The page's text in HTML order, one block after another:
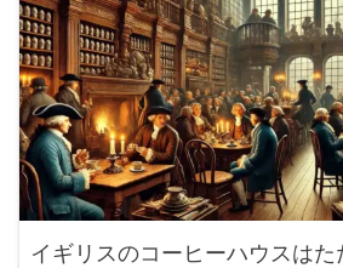
イギリスのコーヒーハウスはた